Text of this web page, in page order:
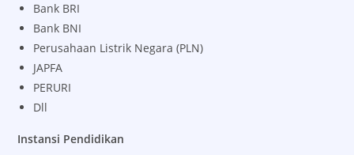
Bank BRI
Bank BNI
Perusahaan Listrik Negara (PLN)
JAPFA
PERURI
Dll
Instansi Pendidikan